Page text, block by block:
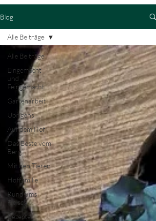
Blog
Alle Beiträge
Eingemacht
und
Feingemacht
Gartenarbeit
Übrigens
Auf dem Hof
Das Beste vom
Berg
Mit den Tieren
Hoffamilie
Rund ums
Fleisch
Rezepte
Alle Beiträge